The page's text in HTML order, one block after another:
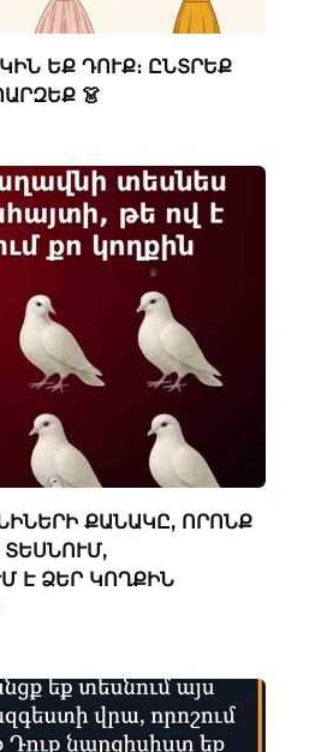
ԵՔ ԴՈՒՔ։ ԸՆՏՐԵՔ
👗
ՔԱՆԱԿԸ, ՈՐՈՆՔ
Է ՁԵՐ ԿՈՂՔԻՆ